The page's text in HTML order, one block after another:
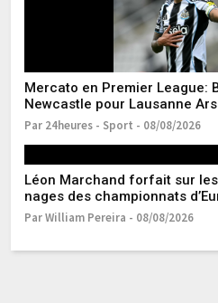
Mercato en Premier League:
Newcastle pour Lausanne
Par 24heures - Sport - 08/08/2026
Léon Marchand forfait sur
nages des championnats
Par William Pereira - 08/08/2026